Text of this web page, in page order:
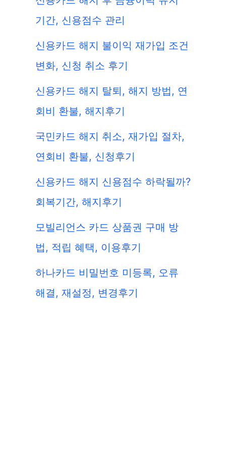
기간, 신용점수 관리
신용카드 해지 불이익 재가입 조건
변화, 신청 취소 후기
신용카드 해지 탈퇴, 해지 방법, 연
회비 환불, 해지후기
국민카드 해지 취소, 재가입 절차,
연회비 환불, 신청후기
신용카드 해지 신용점수 하락될까?
회복기간, 해지후기
모빌리언스 카드 상품권 구매 방
법, 적립 혜택, 이용후기
하나카드 비밀번호 미등록, 오류
해결, 재설정, 변경후기